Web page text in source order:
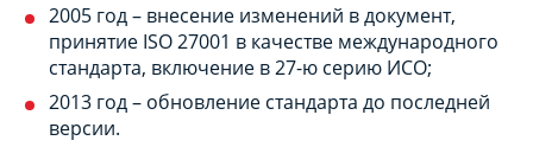
2005 год – внесение изменений в документ,
принятие ISO 27001 в качестве международного
стандарта, включение в 27-ю серию ИСО;
2013 год – обновление стандарта до последней
версии.